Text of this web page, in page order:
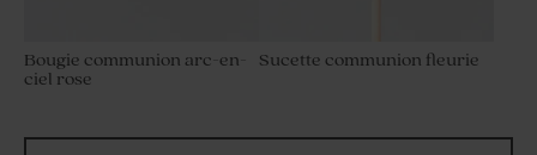
Bougie communion arc-en-
ciel rose
Sucette communion fleurie